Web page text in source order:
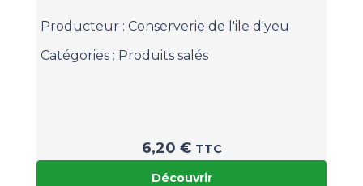
Producteur : Conserverie de l'ile d'yeu
Catégories : Produits salés
6,20 € TTC
Découvrir